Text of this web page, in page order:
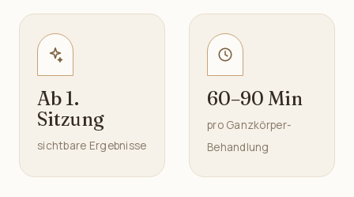
Ab 1.
Sitzung
sichtbare Ergebnisse
60–90 Min
pro Ganzkörper-
Behandlung